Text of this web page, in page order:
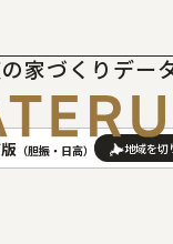
家づくりデー
（胆振・日高）